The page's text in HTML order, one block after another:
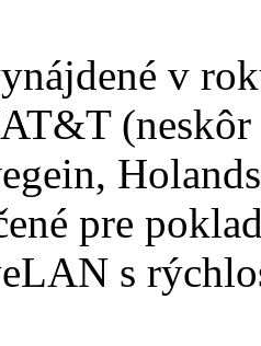
v
pre
s